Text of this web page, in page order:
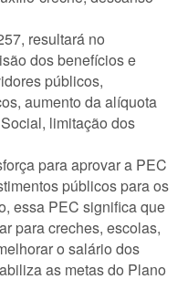
resultará no
dos benefícios e
públicos,
aumento da alíquota
limitação dos
para aprovar a PEC
públicos para os
essa PEC significa que
para creches, escolas,
o salário dos
as metas do Plano